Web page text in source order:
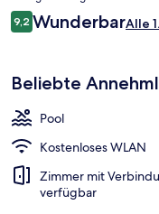
beträgt
142 €.
Bewertungen
9,29,2 von 10.
WunderbarAlle
Beliebte
Pool
Kostenloses WLAN
Zimmer mit
verfügbar